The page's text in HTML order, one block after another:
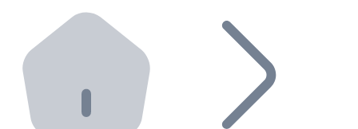
Distributeurs automatiques Bitnovo
Intégrez un ATM Bitnovo dans votre entreprise et
API Bitnovo
Intégrez notre API dans votre écosystème.